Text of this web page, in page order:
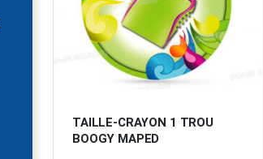
TAILLE-CRAYON 1 TROU
BOOGY MAPED